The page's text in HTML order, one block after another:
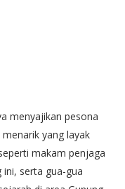
menyajikan pesona
yang layak
makam penjaga
serta gua-gua